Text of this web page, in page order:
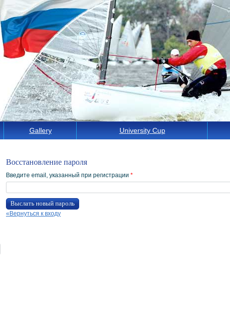
Gallery University Cup
Восстановление пароля
Введите email, указанный при регистрации *
Выслать новый пароль
«Вернуться к входу